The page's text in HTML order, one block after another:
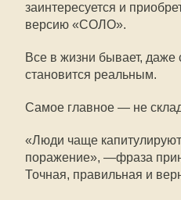
заинтересуется и
версию «СОЛО».
Все в жизни бывает, даже
становится реальным.
Самое главное — не
«Люди чаще
поражение», —фраза
Точная, правильная и